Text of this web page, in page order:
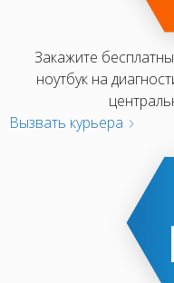
Закажите
ноутбук на
Вызвать курьера